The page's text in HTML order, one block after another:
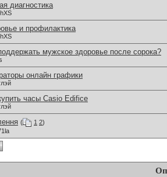
диагностика
и профилактика
мужское здоровье после сорока?
онлайн графики
часы Casio Edifice
( 1 2)